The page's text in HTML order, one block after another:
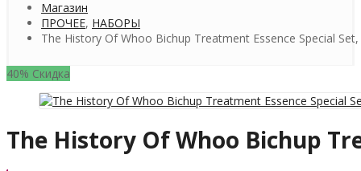
Магазин
ПРОЧЕЕ, НАБОРЫ
The History Of Whoo Bichup Treatment Essence Special
40% Скидка
The History Of Whoo Bichup